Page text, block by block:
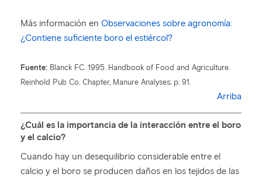
Más información en Observaciones sobre agronomía:
¿Contiene suficiente boro el estiércol?
Fuente: Blanck FC. 1995. Handbook of Food and Agriculture.
Reinhold Pub Co. Chapter, Manure Analyses; p. 91.
Arriba
¿Cuál es la importancia de la interacción entre el boro
y el calcio?
Cuando hay un desequilibrio considerable entre el
calcio y el boro se producen daños en los tejidos de las